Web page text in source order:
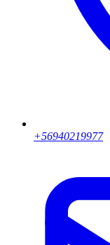
+56940219977